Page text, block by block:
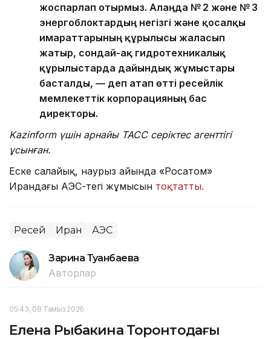
жоспарлап отырмыз. Алаңда № 2 және № 3
энергоблоктардың негізгі және қосалқы
ғимараттарының құрылысы жалғасып
жатыр, сондай-ақ гидротехникалық
құрылыстарда дайындық жұмыстары
басталды, — деп атап өтті ресейлік
мемлекеттік корпорацияның бас
директоры.
Kazinform үшін арнайы ТАСС серіктес агенттігі
ұсынған.
Еске салайық, наурыз айында «Росатом»
Ирандағы АЭС-тегі жұмысын тоқтатты.
Ресей Иран АЭС
Зарина Туғанбаева
Авторлар
05:43, 08 Тамыз 2026
Елена Рыбакина Торонтодағы